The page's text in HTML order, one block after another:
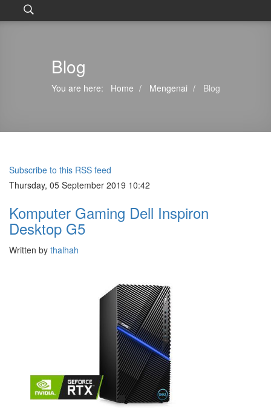
Blog
You are here: Home Mengenai Blog
Subscribe to this RSS feed
Thursday, 05 September 2019 10:42
Komputer Gaming Dell Inspiron
Desktop G5
Written by thalhah